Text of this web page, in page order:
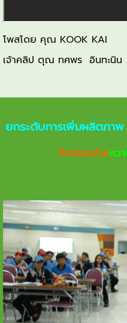
โพสโดย คุณ KOOK KAI
เจ้าคลิป ตุณ ทศพร อินทะนิน
ยกระดับการเพิ่มผลิตภาพ
กิจกรรมด้านคว